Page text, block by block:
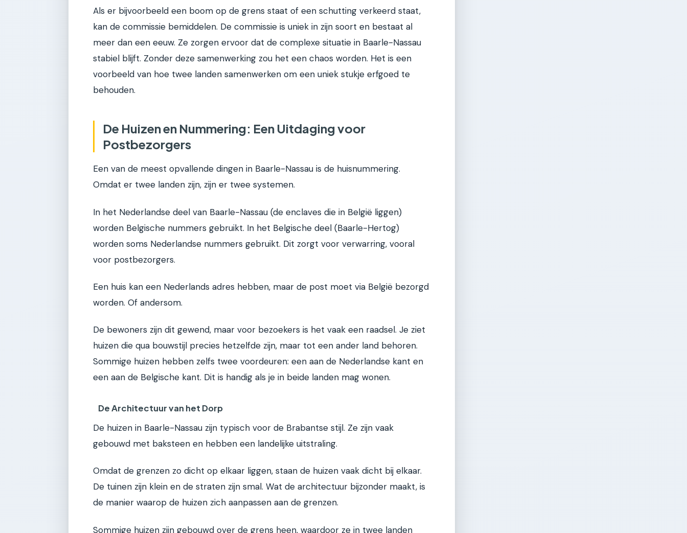
Als er bijvoorbeeld een boom op de grens staat of een schutting verkeerd staat,
kan de commissie bemiddelen. De commissie is uniek in zijn soort en bestaat al
meer dan een eeuw. Ze zorgen ervoor dat de complexe situatie in Baarle-Nassau
stabiel blijft. Zonder deze samenwerking zou het een chaos worden. Het is een
voorbeeld van hoe twee landen samenwerken om een uniek stukje erfgoed te
behouden.
De Huizen en Nummering: Een Uitdaging voor
Postbezorgers
Een van de meest opvallende dingen in Baarle-Nassau is de huisnummering.
Omdat er twee landen zijn, zijn er twee systemen.
In het Nederlandse deel van Baarle-Nassau (de enclaves die in België liggen)
worden Belgische nummers gebruikt. In het Belgische deel (Baarle-Hertog)
worden soms Nederlandse nummers gebruikt. Dit zorgt voor verwarring, vooral
voor postbezorgers.
Een huis kan een Nederlands adres hebben, maar de post moet via België bezorgd
worden. Of andersom.
De bewoners zijn dit gewend, maar voor bezoekers is het vaak een raadsel. Je ziet
huizen die qua bouwstijl precies hetzelfde zijn, maar tot een ander land behoren.
Sommige huizen hebben zelfs twee voordeuren: een aan de Nederlandse kant en
een aan de Belgische kant. Dit is handig als je in beide landen mag wonen.
De Architectuur van het Dorp
De huizen in Baarle-Nassau zijn typisch voor de Brabantse stijl. Ze zijn vaak
gebouwd met baksteen en hebben een landelijke uitstraling.
Omdat de grenzen zo dicht op elkaar liggen, staan de huizen vaak dicht bij elkaar.
De tuinen zijn klein en de straten zijn smal. Wat de architectuur bijzonder maakt, is
de manier waarop de huizen zich aanpassen aan de grenzen.
Sommige huizen zijn gebouwd over de grens heen, waardoor ze in twee landen